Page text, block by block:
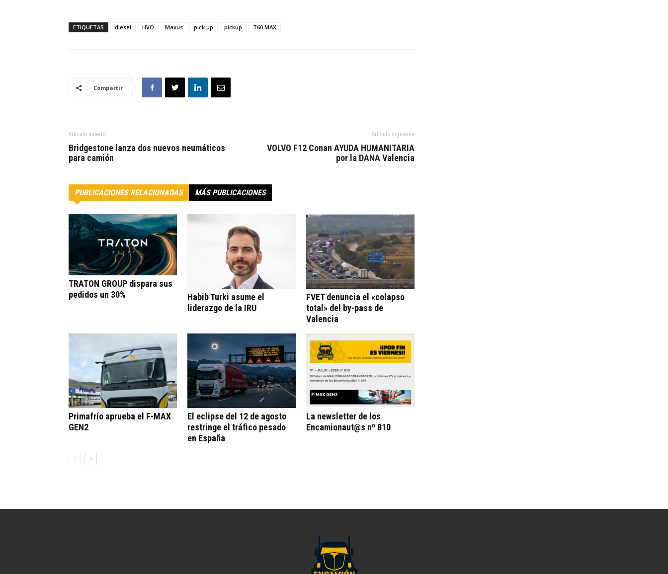
ETIQUETAS diesel HVO Maxus pick up pickup T60 MAX
Compartir
Artículo anterior
Bridgestone lanza dos nuevos neumáticos
para camión
Artículo siguiente
VOLVO F12 Conan AYUDA HUMANITARIA
por la DANA Valencia
PUBLICACIONES RELACIONADAS MÁS PUBLICACIONES
TRATON GROUP dispara sus
pedidos un 30%
Habib Turki asume el
liderazgo de la IRU
FVET denuncia el «colapso
total» del by-pass de
Valencia
Primafrío aprueba el F-MAX
GEN2
El eclipse del 12 de agosto
restringe el tráfico pesado
en España
La newsletter de los
Encamionaut@s nº 810